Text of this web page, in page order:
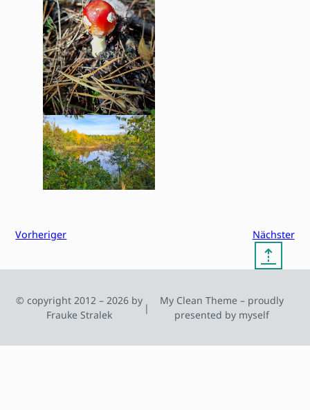
Vorheriger Nächster
⇡
© copyright 2012 – 2026 by
Frauke Stralek
|
My Clean Theme – proudly
presented by myself